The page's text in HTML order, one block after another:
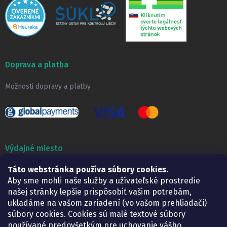
Táto webstránka používa súbory cookies.
Aby sme mohli naše služby a užívateľské prostredie
našej stránky lepšie prispôsobiť vašim potrebám,
ukladáme na vašom zariadení (vo vašom prehliadači)
súbory cookies. Cookies sú malé textové súbory
Doprava a platba
Možnosti dopravy a platby
Výdajné miesto
Lekáreň ADONAI
Košice – Smetanova 2
Pondelok:
07.30 – 15.30 h.
Utorok:
07.30 – 16.00 h.
Streda:
07.30 – 16.00 h.
Štvrtok:
07.30 – 15.30 h.